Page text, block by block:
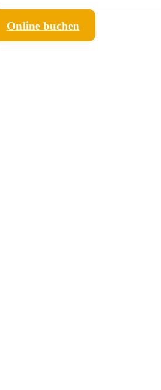
Online buchen